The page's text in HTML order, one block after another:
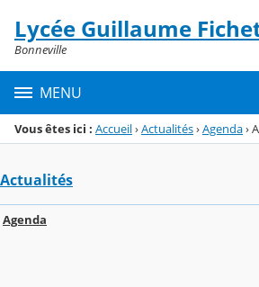
Menu de la rubrique
Contenu
Lycée Guillaume
Bonneville
MENU
Vous êtes ici : Accueil›Actualités›Agenda›
Actualités
Agenda